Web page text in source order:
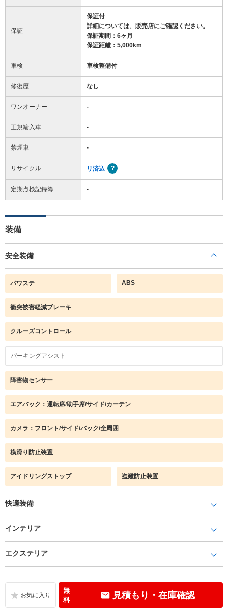
保証
保証付
詳細については、販売店にご確認ください。
保証期間：6ヶ月
保証距離：5,000km
車検 車検整備付
修復歴 なし
ワンオーナー -
正規輸入車 -
禁煙車 -
リサイクル リ済込
定期点検記録簿 -
装備
安全装備
パワステ ABS
衝突被害軽減ブレーキ
クルーズコントロール
パーキングアシスト
障害物センサー
エアバック：運転席/助手席/サイド/カーテン
カメラ：フロント/サイド/バック/全周囲
横滑り防止装置
アイドリングストップ 盗難防止装置
快適装備
インテリア
エクステリア
無
料
見積もり・在庫確認